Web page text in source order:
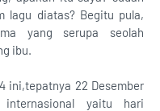
lagu diatas? Begitu pula,
yang serupa seolah
ibu.
ini,tepatnya 22 Desember
yaitu hari